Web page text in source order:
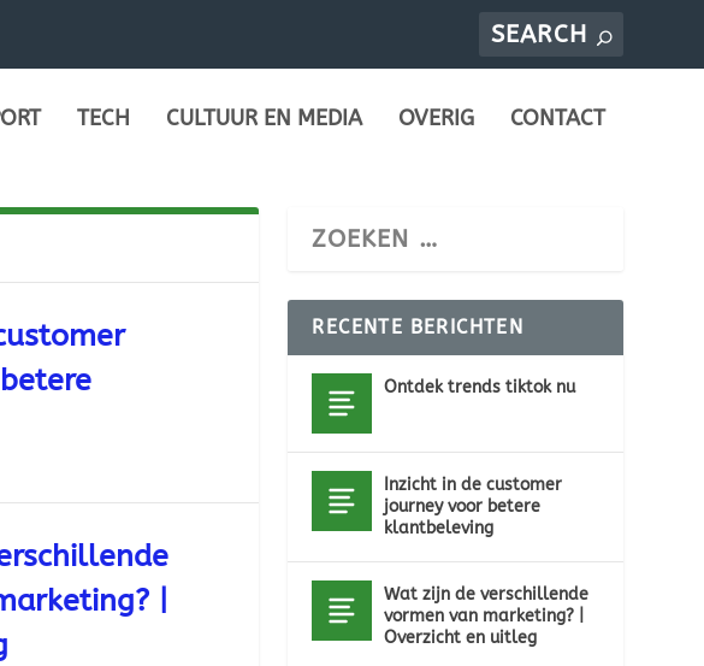
TECH CULTUUR EN MEDIA OVERIG CONTACT
|
RECENTE BERICHTEN
Ontdek trends tiktok nu
Inzicht in de customer
journey voor betere
klantbeleving
Wat zijn de verschillende
vormen van marketing? |
Overzicht en uitleg